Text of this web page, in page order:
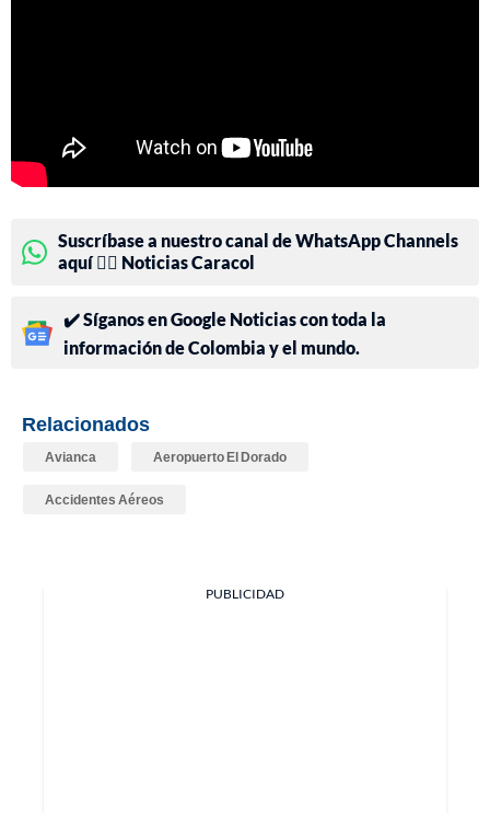
Suscríbase a nuestro canal de WhatsApp Channels
aquí 👉🏻 Noticias Caracol
✔️ Síganos en Google Noticias con toda la
información de Colombia y el mundo.
Relacionados
Avianca Aeropuerto El Dorado
Accidentes Aéreos
PUBLICIDAD